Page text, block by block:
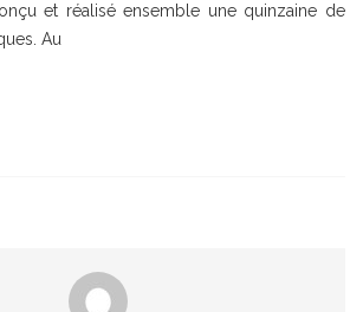
et réalisé ensemble une quinzaine de
Au